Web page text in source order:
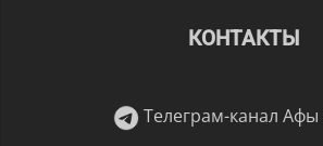
КОНТАКТЫ
Телеграм-канал Афы